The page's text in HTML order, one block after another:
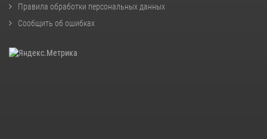
Правила обработки персональных данных
Сообщить об ошибках